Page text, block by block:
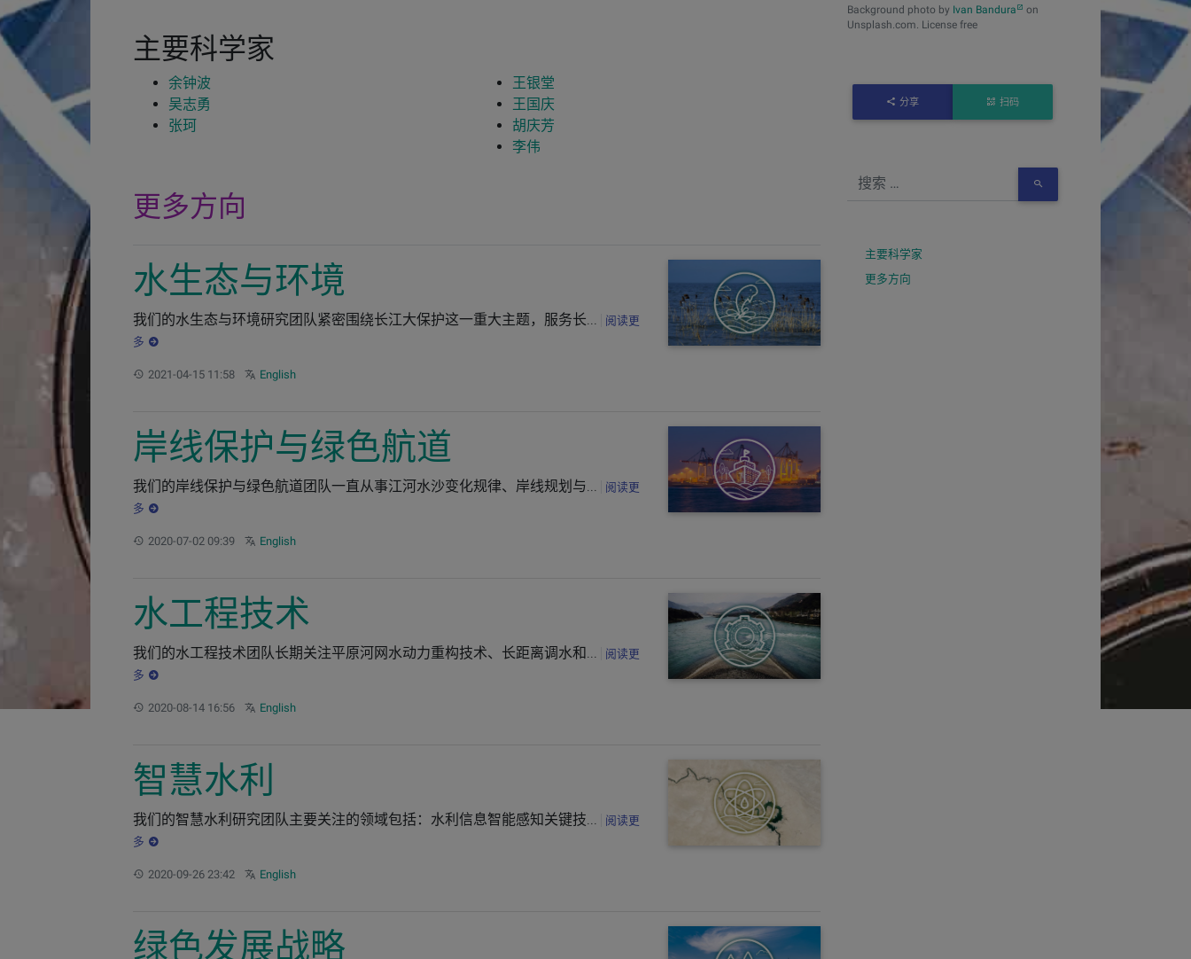
主要科学家
余钟波
吴志勇
张珂
王银堂
王国庆
胡庆芳
李伟
更多方向
水生态与环境
我们的水生态与环境研究团队紧密围绕长江大保护这一重大主题，服务长...
阅读更
多
更新：2021-04-15 11:58 Other languages:
English
岸线保护与绿色航道
我们的岸线保护与绿色航道团队一直从事江河水沙变化规律、岸线规划与...
阅读更
多
更新：2020-07-02 09:39 Other languages:
English
水工程技术
我们的水工程技术团队长期关注平原河网水动力重构技术、长距离调水和...
阅读更
多
更新：2020-08-14 16:56 Other languages:
English
智慧水利
我们的智慧水利研究团队主要关注的领域包括：水利信息智能感知关键技...
阅读更
多
更新：2020-09-26 23:42 Other languages:
English
绿色发展战略
Background photo by Ivan Bandura
on
Unsplash.com. License free
分享 扫码
主要科学家
更多方向